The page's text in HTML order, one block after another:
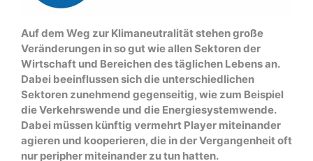
Auf dem Weg zur Klimaneutralität stehen große
Veränderungen in so gut wie allen Sektoren der
Wirtschaft und Bereichen des täglichen Lebens an.
Dabei beeinflussen sich die unterschiedlichen
Sektoren zunehmend gegenseitig, wie zum Beispiel
die Verkehrswende und die Energiesystemwende.
Dabei müssen künftig vermehrt Player miteinander
agieren und kooperieren, die in der Vergangenheit oft
nur peripher miteinander zu tun hatten.